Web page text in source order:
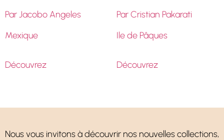
Par Jacobo Angeles
Mexique
Découvrez
Par Cristian Pakarati
Ile de Pâques
Découvrez
Nous vous invitons à découvrir nos nouvelles collections,